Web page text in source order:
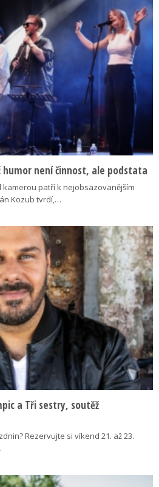
humor není činnost, ale podstata
patří k nejobsazovanějším
Kozub tvrdí,…
a Tři sestry, soutěž
Rezervujte si víkend 21. až 23.